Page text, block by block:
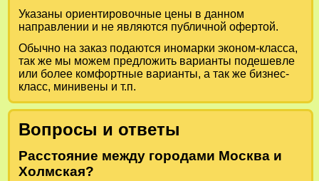
Указаны ориентировочные цены в данном
направлении и не являются публичной офертой.
Обычно на заказ подаются иномарки эконом-класса,
так же мы можем предложить варианты подешевле
или более комфортные варианты, а так же бизнес-
класс, минивены и т.п.
Вопросы и ответы
Расстояние между городами Москва и
Холмская?